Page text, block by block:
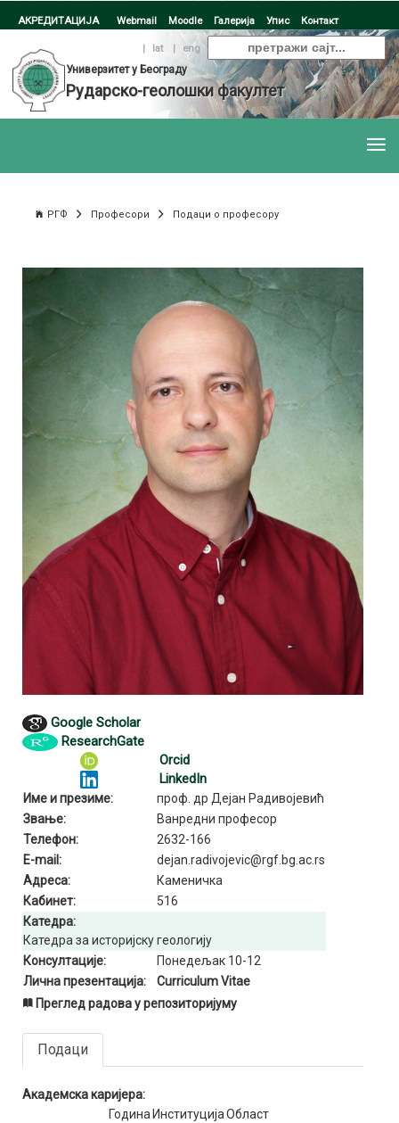
АКРЕДИТАЦИЈА Webmail Moodle Галерија Упис Контакт
| lat |
eng
Универзитет у Београду
Рударско-геолошки факултет
РГФ Професори Подаци о професору
Google Scholar
ResearchGate
Orcid
LinkedIn
Име и презиме:
проф. др Дејан Радивојевић
Звање:
Ванредни професор
Телефон:
2632-166
E-mail:
dejan.radivojevic@rgf.bg.ac.rs
Адреса:
Каменичка
Кабинет:
516
Катедра:
Катедра за историјску геологију
Консултације:
Понедељак 10-12
Лична презентација:
Curriculum Vitae
Преглед радова у репозиторијуму
Подаци
Академска каријера:
Година ИнституцијаОбласт